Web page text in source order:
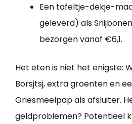
Een tafeltje-dekje-
geleverd) als
bezorgen vanaf €6,1.
Het eten is niet het enigste:
Borsjtsj, extra groenten en
Griesmeelpap als afsluiter.
geldproblemen? Potentieel